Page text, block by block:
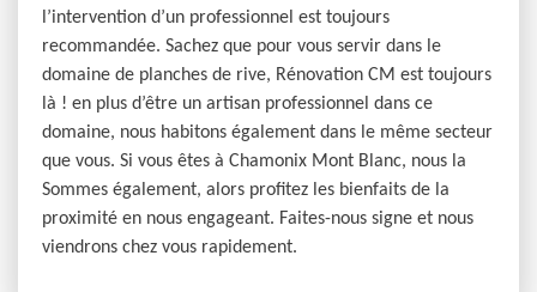
l’intervention d’un professionnel est toujours
recommandée. Sachez que pour vous servir dans le
domaine de planches de rive, Rénovation CM est toujours
là ! en plus d’être un artisan professionnel dans ce
domaine, nous habitons également dans le même secteur
que vous. Si vous êtes à Chamonix Mont Blanc, nous la
Sommes également, alors profitez les bienfaits de la
proximité en nous engageant. Faites-nous signe et nous
viendrons chez vous rapidement.